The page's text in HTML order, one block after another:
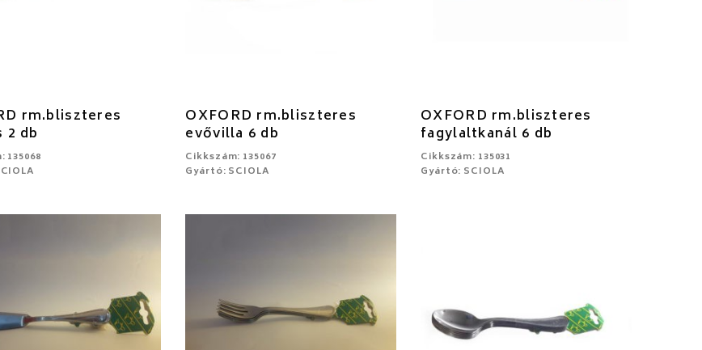
rm.bliszteres
2 db
135068
OXFORD rm.bliszteres
evővilla 6 db
Cikkszám: 135067
Gyártó: SCIOLA
OXFORD rm.bliszteres
fagylaltkanál 6 db
Cikkszám: 135031
Gyártó: SCIOLA